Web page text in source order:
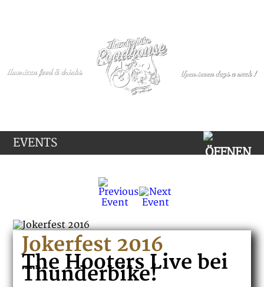
EVENTS
Jokerfest 2016
The Hooters Live bei
Thunderbike!